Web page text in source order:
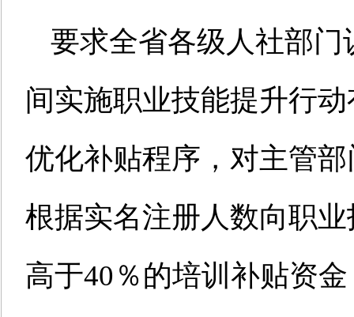
要求全省各级人社部
间实施职业技能提升行
优化补贴程序，对主管
根据实名注册人数向职
高于40％的培训补贴资